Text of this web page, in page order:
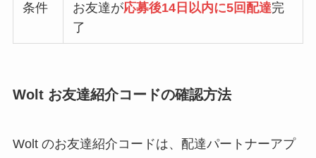
条件 お友達が応募後14日以内に5回配達完
了
Wolt お友達紹介コードの確認方法
Wolt のお友達紹介コードは、配達パートナーアプ